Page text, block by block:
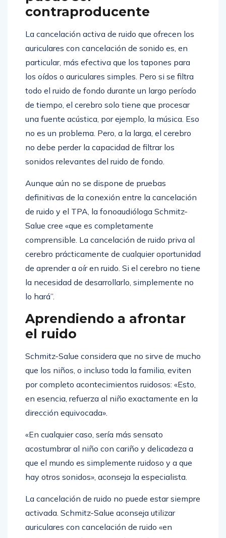
contraproducente
La cancelación activa de ruido que ofrecen los
auriculares con cancelación de sonido es, en
particular, más efectiva que los tapones para
los oídos o auriculares simples. Pero si se filtra
todo el ruido de fondo durante un largo período
de tiempo, el cerebro solo tiene que procesar
una fuente acústica, por ejemplo, la música. Eso
no es un problema. Pero, a la larga, el cerebro
no debe perder la capacidad de filtrar los
sonidos relevantes del ruido de fondo.
Aunque aún no se dispone de pruebas
definitivas de la conexión entre la cancelación
de ruido y el TPA, la fonoaudióloga Schmitz-
Salue cree «que es completamente
comprensible. La cancelación de ruido priva al
cerebro prácticamente de cualquier oportunidad
de aprender a oír en ruido. Si el cerebro no tiene
la necesidad de desarrollarlo, simplemente no
lo hará”.
Aprendiendo a afrontar
el ruido
Schmitz-Salue considera que no sirve de mucho
que los niños, o incluso toda la familia, eviten
por completo acontecimientos ruidosos: «Esto,
en esencia, refuerza al niño exactamente en la
dirección equivocada».
«En cualquier caso, sería más sensato
acostumbrar al niño con cariño y delicadeza a
que el mundo es simplemente ruidoso y a que
hay otros sonidos», aconseja la especialista.
La cancelación de ruido no puede estar siempre
activada. Schmitz-Salue aconseja utilizar
auriculares con cancelación de ruido «en